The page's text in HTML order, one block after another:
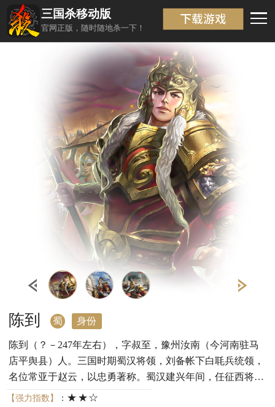
三国杀移动版
官网正版，随时随地杀一下！
返回
陈到 蜀 身份
陈到（？－247年左右），字叔至，豫州汝南（今河南驻马
店平舆县）人。三国时期蜀汉将领，刘备帐下白毦兵统领，
名位常亚于赵云，以忠勇著称。蜀汉建兴年间，任征西将
军、永安都督，封亭侯。在任期间去世。
【强力指数】 ： ★★☆